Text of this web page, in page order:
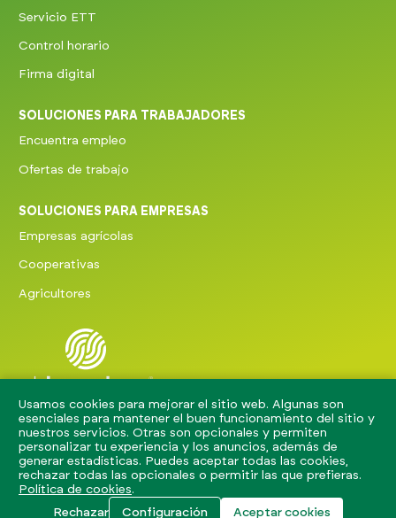
Servicio ETT
Control horario
Firma digital
SOLUCIONES PARA TRABAJADORES
Encuentra empleo
Ofertas de trabajo
SOLUCIONES PARA EMPRESAS
Empresas agrícolas
Cooperativas
Agricultores
El Jornalero 2026.
Todos los derechos
reservados.
Términos y condiciones
Aviso legal
Política de privacidad
Usamos cookies para mejorar el sitio web. Algunas son
esenciales para mantener el buen funcionamiento del sitio y
nuestros servicios. Otras son opcionales y permiten
personalizar tu experiencia y los anuncios, además de
generar estadísticas. Puedes aceptar todas las cookies,
rechazar todas las opcionales o permitir las que prefieras.
Política de cookies.
Rechazar
Configuración Aceptar cookies